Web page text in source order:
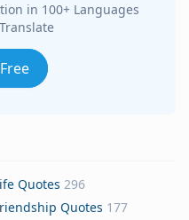
in 100+ Languages
Quotes 296
Quotes 177